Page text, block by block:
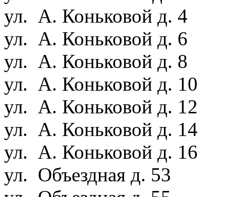
ул. А. Коньковой д. 4
ул. А. Коньковой д. 6
ул. А. Коньковой д. 8
ул. А. Коньковой д. 10
ул. А. Коньковой д. 12
ул. А. Коньковой д. 14
ул. А. Коньковой д. 16
ул. Объездная д. 53